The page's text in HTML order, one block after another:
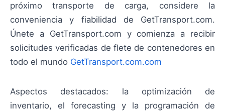
próximo transporte de carga, considere la
conveniencia y fiabilidad de GetTransport.com.
Únete a GetTransport.com y comienza a recibir
solicitudes verificadas de flete de contenedores en
todo el mundo GetTransport.com.com
Aspectos destacados: la optimización de
inventario, el forecasting y la programación de